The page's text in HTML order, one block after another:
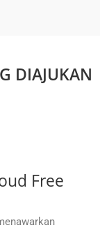
DIAJUKAN
Free